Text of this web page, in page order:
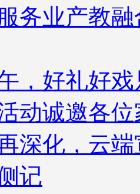
务业产教
，好礼好
动诚邀各
深化，云
记